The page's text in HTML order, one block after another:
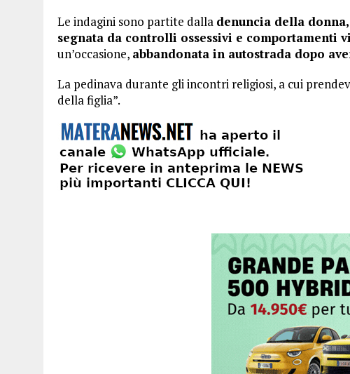
Le indagini sono partite dalla denuncia della
segnata da controlli ossessivi e comportamenti
un’occasione, abbandonata in autostrada dopo
La pedinava durante gli incontri religiosi, a cui
della figlia”.